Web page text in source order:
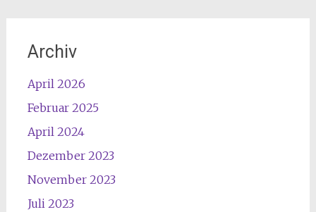
Archiv
April 2026
Februar 2025
April 2024
Dezember 2023
November 2023
Juli 2023